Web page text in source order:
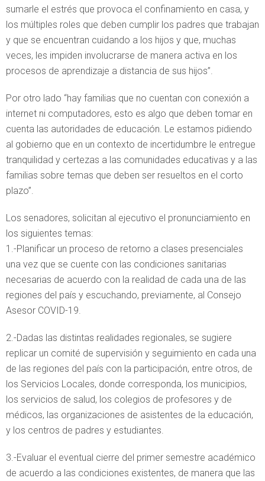
sumarle el estrés que provoca el confinamiento en casa, y
los múltiples roles que deben cumplir los padres que trabajan
y que se encuentran cuidando a los hijos y que, muchas
veces, les impiden involucrarse de manera activa en los
procesos de aprendizaje a distancia de sus hijos”.
Por otro lado “hay familias que no cuentan con conexión a
internet ni computadores, esto es algo que deben tomar en
cuenta las autoridades de educación. Le estamos pidiendo
al gobierno que en un contexto de incertidumbre le entregue
tranquilidad y certezas a las comunidades educativas y a las
familias sobre temas que deben ser resueltos en el corto
plazo”.
Los senadores, solicitan al ejecutivo el pronunciamiento en
los siguientes temas:
1.-Planificar un proceso de retorno a clases presenciales
una vez que se cuente con las condiciones sanitarias
necesarias de acuerdo con la realidad de cada una de las
regiones del país y escuchando, previamente, al Consejo
Asesor COVID-19.
2.-Dadas las distintas realidades regionales, se sugiere
replicar un comité de supervisión y seguimiento en cada una
de las regiones del país con la participación, entre otros, de
los Servicios Locales, donde corresponda, los municipios,
los servicios de salud, los colegios de profesores y de
médicos, las organizaciones de asistentes de la educación,
y los centros de padres y estudiantes.
3.-Evaluar el eventual cierre del primer semestre académico
de acuerdo a las condiciones existentes, de manera que las